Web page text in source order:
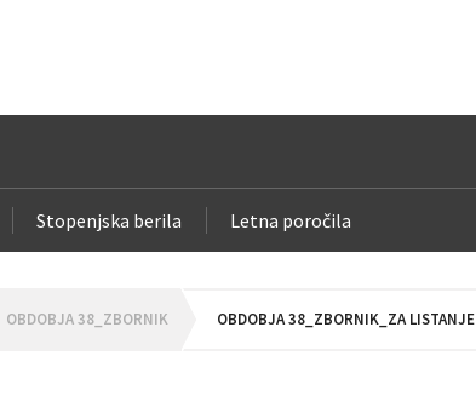
Stopenjska berila Letna poročila
OBDOBJA 38_ZBORNIK OBDOBJA 38_ZBORNIK_ZA LISTANJE